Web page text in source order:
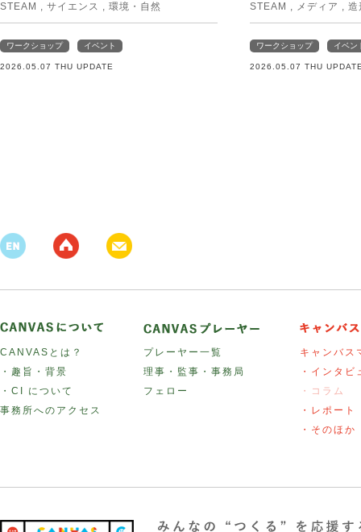
STEAM , サイエンス , 環境・自然
ワークショップ イベント
2026.05.07 THU UPDATE
STEAM , メディア , 造
ワークショップ イベン
2026.05.07 THU
CANVASとは？
・趣旨・背景
・CI について
事務所へのアクセス
プレーヤー一覧
理事・監事・事務局
フェロー
キャンバス
・インタビ
・コラム
・レポート
・そのほか